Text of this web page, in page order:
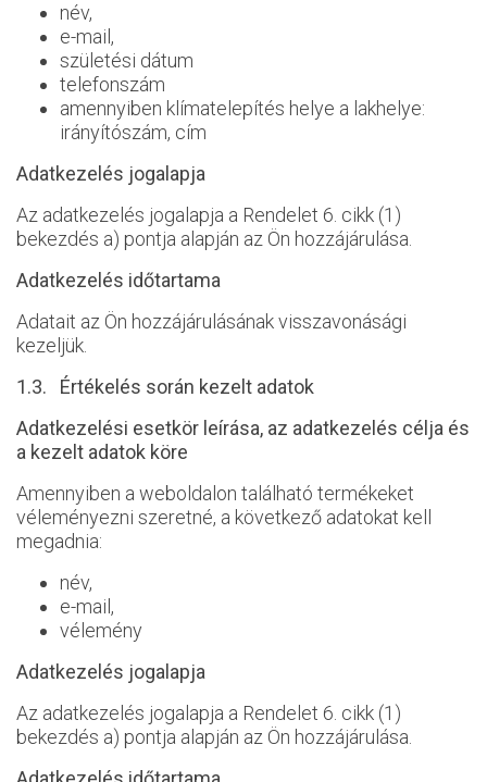
név,
e-mail,
születési dátum
telefonszám
amennyiben klímatelepítés helye a lakhelye:
irányítószám, cím
Adatkezelés jogalapja
Az adatkezelés jogalapja a Rendelet 6. cikk (1)
bekezdés a) pontja alapján az Ön hozzájárulása.
Adatkezelés időtartama
Adatait az Ön hozzájárulásának visszavonásági
kezeljük.
1.3. Értékelés során kezelt adatok
Adatkezelési esetkör leírása, az adatkezelés célja és
a kezelt adatok köre
Amennyiben a weboldalon található termékeket
véleményezni szeretné, a következő adatokat kell
megadnia:
név,
e-mail,
vélemény
Adatkezelés jogalapja
Az adatkezelés jogalapja a Rendelet 6. cikk (1)
bekezdés a) pontja alapján az Ön hozzájárulása.